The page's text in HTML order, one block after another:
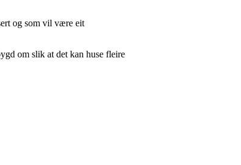
og som vil være eit
om slik at det kan huse fleire